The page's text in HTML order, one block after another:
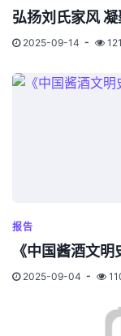
弘扬刘氏家风
2025-09-14
报告
《中国酱酒文
2025-09-04